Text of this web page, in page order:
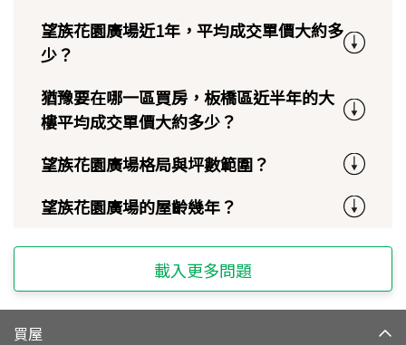
望族花園廣場近1年，平均成交單價大約多
少？
猶豫要在哪一區買房，板橋區近半年的大
樓平均成交單價大約多少？
望族花園廣場格局與坪數範圍？
望族花園廣場的屋齡幾年？
載入更多問題
買屋